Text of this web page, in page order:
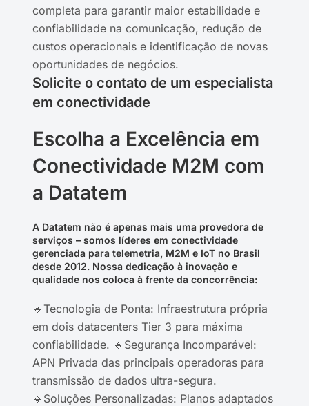
completa para garantir maior estabilidade e
confiabilidade na comunicação, redução de
custos operacionais e identificação de novas
oportunidades de negócios.
Solicite o contato de um especialista
em conectividade
Escolha a Excelência em
Conectividade M2M com
a Datatem
A Datatem não é apenas mais uma provedora de
serviços – somos líderes em conectividade
gerenciada para telemetria, M2M e IoT no Brasil
desde 2012. Nossa dedicação à inovação e
qualidade nos coloca à frente da concorrência:
🔹Tecnologia de Ponta: Infraestrutura própria
em dois datacenters Tier 3 para máxima
confiabilidade. 🔹Segurança Incomparável:
APN Privada das principais operadoras para
transmissão de dados ultra-segura.
🔹Soluções Personalizadas: Planos adaptados